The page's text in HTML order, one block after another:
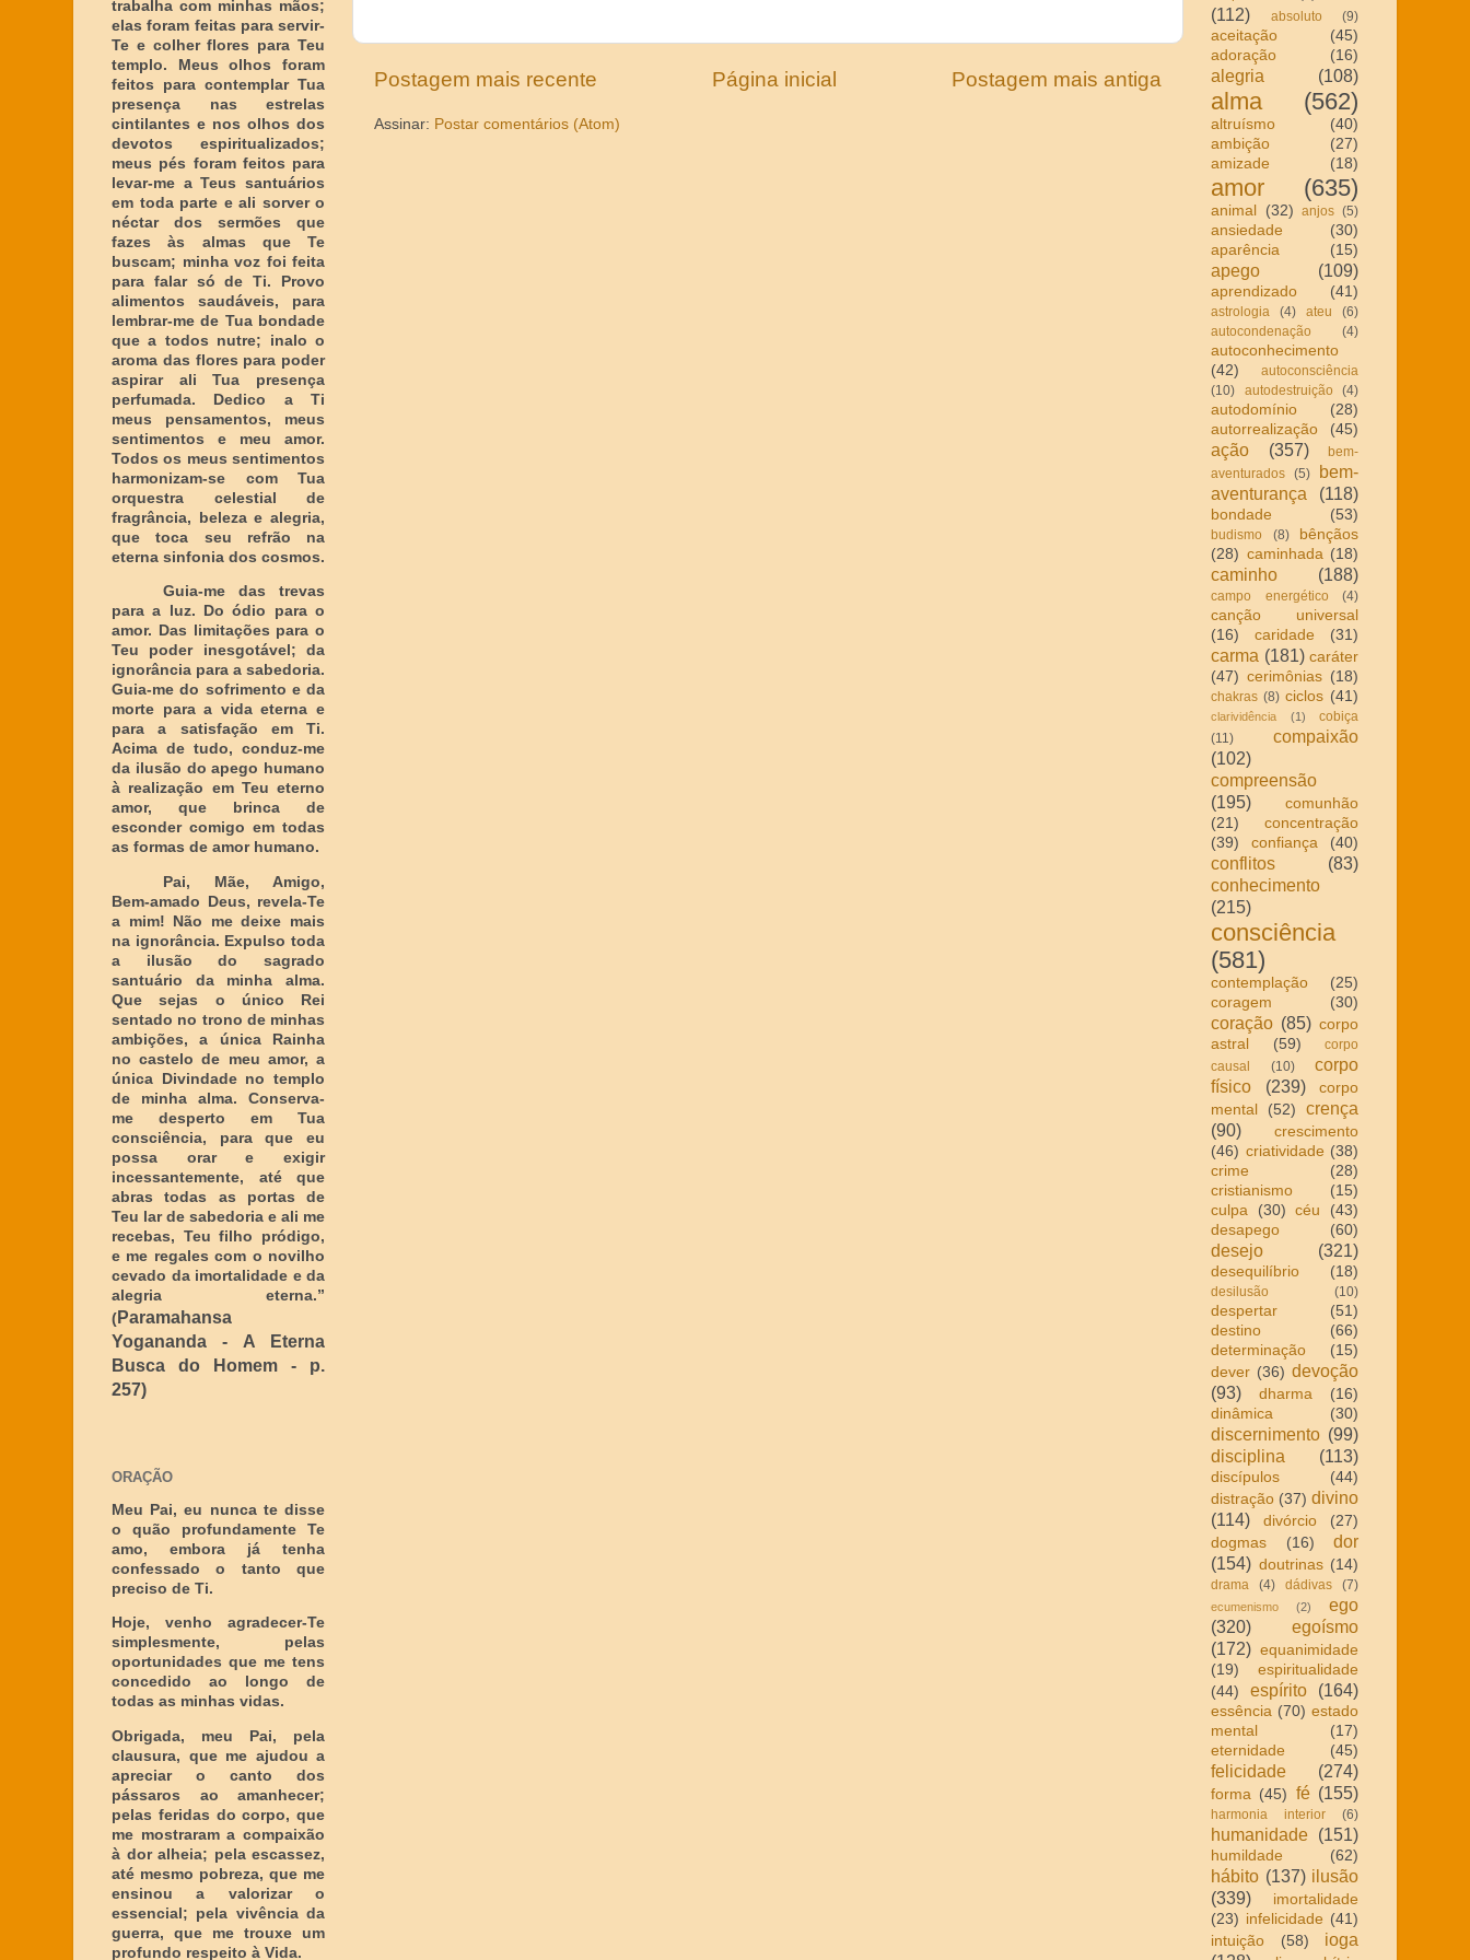
Postagem mais recente Postagem mais antiga
Página inicial
Assinar: Postar comentários (Atom)
trabalha com minhas mãos;
elas foram feitas para servir-
Te e colher flores para Teu
templo. Meus olhos foram
feitos para contemplar Tua
presença nas estrelas
cintilantes e nos olhos dos
devotos espiritualizados;
meus pés foram feitos para
levar-me a Teus santuários
em toda parte e ali sorver o
néctar dos sermões que
fazes às almas que Te
buscam; minha voz foi feita
para falar só de Ti. Provo
alimentos saudáveis, para
lembrar-me de Tua bondade
que a todos nutre; inalo o
aroma das flores para poder
aspirar ali Tua presença
perfumada. Dedico a Ti
meus pensamentos, meus
sentimentos e meu amor.
Todos os meus sentimentos
harmonizam-se com Tua
orquestra celestial de
fragrância, beleza e alegria,
que toca seu refrão na
eterna sinfonia dos cosmos.
Guia-me das trevas
para a luz. Do ódio para o
amor. Das limitações para o
Teu poder inesgotável; da
ignorância para a sabedoria.
Guia-me do sofrimento e da
morte para a vida eterna e
para a satisfação em Ti.
Acima de tudo, conduz-me
da ilusão do apego humano
à realização em Teu eterno
amor, que brinca de
esconder comigo em todas
as formas de amor humano.
Pai, Mãe, Amigo,
Bem-amado Deus, revela-Te
a mim! Não me deixe mais
na ignorância. Expulso toda
a ilusão do sagrado
santuário da minha alma.
Que sejas o único Rei
sentado no trono de minhas
ambições, a única Rainha
no castelo de meu amor, a
única Divindade no templo
de minha alma. Conserva-
me desperto em Tua
consciência, para que eu
possa orar e exigir
incessantemente, até que
abras todas as portas de
Teu lar de sabedoria e ali me
recebas, Teu filho pródigo,
e me regales com o novilho
cevado da imortalidade e da
alegria eterna.”
( Paramahansa
Yogananda - A Eterna
Busca do Homem - p.
257)
ORAÇÃO
Meu Pai, eu nunca te disse
o quão profundamente Te
amo, embora já tenha
confessado o tanto que
preciso de Ti.
Hoje, venho agradecer-Te
simplesmente, pelas
oportunidades que me tens
concedido ao longo de
todas as minhas vidas.
Obrigada, meu Pai, pela
clausura, que me ajudou a
apreciar o canto dos
pássaros ao amanhecer;
pelas feridas do corpo, que
me mostraram a compaixão
à dor alheia; pela escassez,
até mesmo pobreza, que me
ensinou a valorizar o
essencial; pela vivência da
guerra, que me trouxe um
profundo respeito à Vida.
(112)
absoluto (9)
aceitação
(45)
adoração
(16)
alegria (108)
alma (562)
altruísmo
(40)
ambição
(27)
amizade
(18)
amor (635)
animal (32) anjos (5)
ansiedade
(30)
aparência
(15)
apego (109)
aprendizado (41)
astrologia (4) ateu
(6)
autocondenação
(4)
autoconhecimento
(42)
autoconsciência
(10)
autodestruição (4)
autodomínio
(28)
autorrealização
(45)
ação (357)
bem-
aventurados (5)
bem-
aventurança
(118)
bondade (53)
budismo (8)
bênçãos
(28) caminhada (18)
caminho (188)
campo energético (4)
canção universal
(16)
caridade (31)
carma (181) caráter
(47) cerimônias (18)
chakras (8) ciclos (41)
clarividência (1)
cobiça
(11)
compaixão
(102)
compreensão
(195)
comunhão
(21)
concentração
(39)
confiança (40)
conflitos
(83)
conhecimento
(215)
consciência
(581)
contemplação
(25)
coragem
(30)
coração (85) corpo
astral
(59)
corpo
causal
(10)
corpo
físico
(239)
corpo
mental
(52)
crença
(90)
crescimento
(46) criatividade (38)
crime
(28)
cristianismo
(15)
culpa
(30) céu
(43)
desapego
(60)
desejo (321)
desequilíbrio (18)
desilusão (10)
despertar
(51)
destino
(66)
determinação
(15)
dever (36) devoção
(93)
dharma
(16)
dinâmica
(30)
discernimento (99)
disciplina
(113)
discípulos
(44)
distração (37) divino
(114)
divórcio
(27)
dogmas
(16)
dor
(154) doutrinas (14)
drama (4) dádivas (7)
ecumenismo (2)
ego
(320)
egoísmo
(172) equanimidade
(19)
espiritualidade
(44)
espírito (164)
essência (70) estado
mental
(17)
eternidade
(45)
felicidade (274)
forma (45) fé (155)
harmonia interior (6)
humanidade (151)
humildade (62)
hábito (137) ilusão
(339)
imortalidade
(23) infelicidade (41)
intuição
(58)
ioga